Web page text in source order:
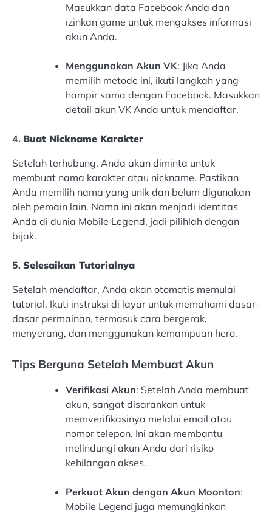
Masukkan data Facebook Anda dan
izinkan game untuk mengakses informasi
akun Anda.
Menggunakan Akun VK: Jika Anda
memilih metode ini, ikuti langkah yang
hampir sama dengan Facebook. Masukkan
detail akun VK Anda untuk mendaftar.
4. Buat Nickname Karakter
Setelah terhubung, Anda akan diminta untuk
membuat nama karakter atau nickname. Pastikan
Anda memilih nama yang unik dan belum digunakan
oleh pemain lain. Nama ini akan menjadi identitas
Anda di dunia Mobile Legend, jadi pilihlah dengan
bijak.
5. Selesaikan Tutorialnya
Setelah mendaftar, Anda akan otomatis memulai
tutorial. Ikuti instruksi di layar untuk memahami dasar-
dasar permainan, termasuk cara bergerak,
menyerang, dan menggunakan kemampuan hero.
Tips Berguna Setelah Membuat Akun
Verifikasi Akun: Setelah Anda membuat
akun, sangat disarankan untuk
memverifikasinya melalui email atau
nomor telepon. Ini akan membantu
melindungi akun Anda dari risiko
kehilangan akses.
Perkuat Akun dengan Akun Moonton:
Mobile Legend juga memungkinkan